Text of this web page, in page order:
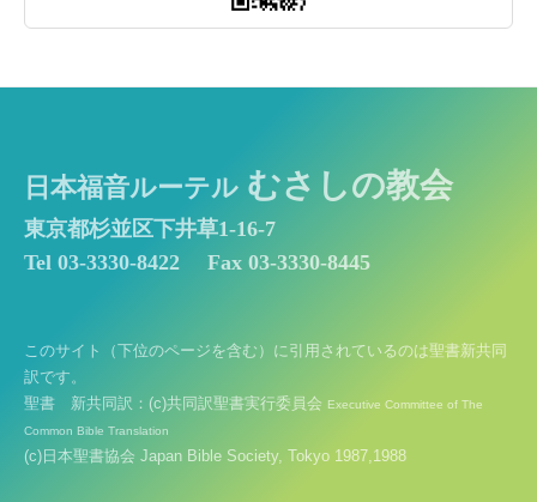
日本福音ルーテル むさしの教会
東京都杉並区下井草1-16-7
Tel 03-3330-8422
Fax 03-3330-8445
このサイト（下位のページを含む）に引用されているのは聖書新共同
訳です。
聖書 新共同訳：(c)共同訳聖書実行委員会 Executive Committee of The
Common Bible Translation
(c)日本聖書協会 Japan Bible Society, Tokyo 1987,1988